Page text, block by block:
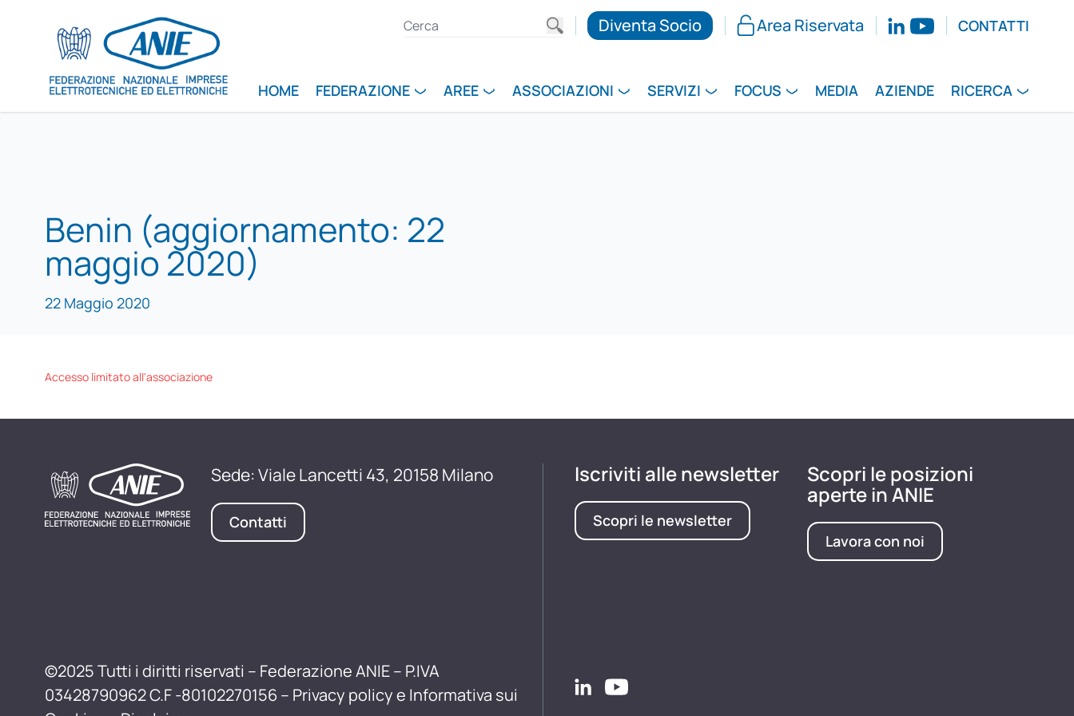
Diventa Socio Area Riservata CONTATTI
HOME FEDERAZIONE AREE ASSOCIAZIONI SERVIZI FOCUS MEDIA AZIENDE RICERCA
Benin (aggiornamento: 22
maggio 2020)
22 Maggio 2020
Accesso limitato all'associazione
Sede: Viale Lancetti 43, 20158 Milano
Contatti
©2025 Tutti i diritti riservati – Federazione ANIE – P.IVA
03428790962 C.F -80102270156 – Privacy policy e Informativa sui
Iscriviti alle newsletter
Scopri le newsletter
Scopri le posizioni
aperte in ANIE
Lavora con noi